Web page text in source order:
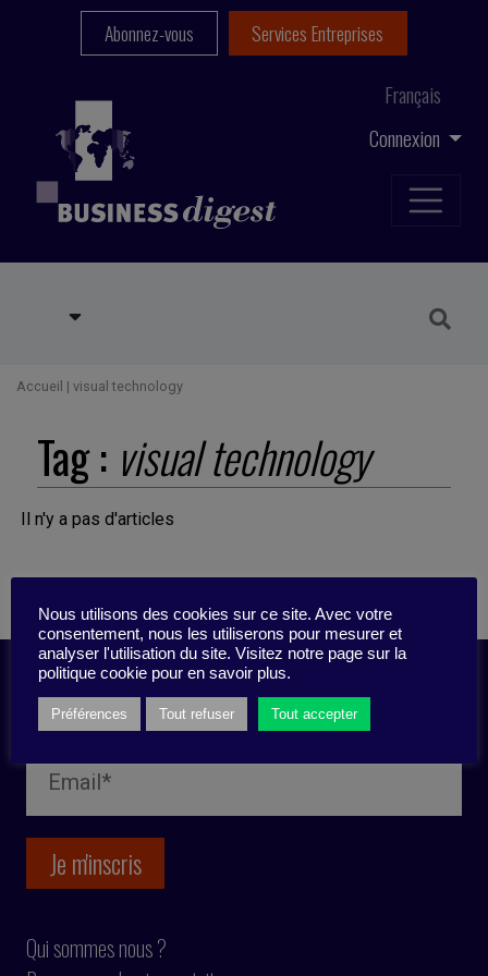
Connexion
Français
Abonnez-vous Services Entreprises
Accueil | visual technology
Tag : visual technology
Il n'y a pas d'articles
Inscription newsletter
Qui sommes nous ?
Nous utilisons des cookies sur ce site. Avec votre
consentement, nous les utiliserons pour mesurer et
analyser l'utilisation du site. Visitez notre page sur la
politique cookie pour en savoir plus.
Préférences Tout refuser Tout accepter